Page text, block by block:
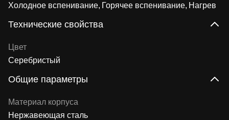
Холодное вспенивание Горячее вспенивание Нагрев
Технические свойства
Цвет
Серебристый
Общие параметры
Материал корпуса
Нержавеющая сталь